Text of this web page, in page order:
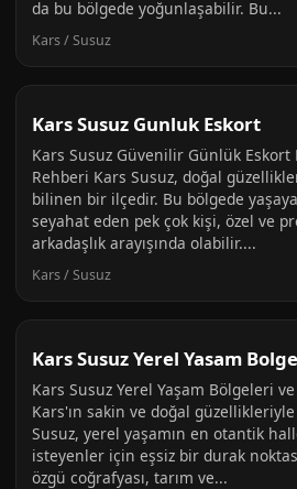
da bu bölgede yoğunlaşabilir. Bu...
Kars / Susuz
Kars Susuz Gunluk Eskort
Kars Susuz Güvenilir Günlük Eskort
Rehberi Kars Susuz, doğal
bilinen bir ilçedir. Bu bölgede
seyahat eden pek çok kişi, özel ve
arkadaşlık arayışında olabilir....
Kars / Susuz
Kars Susuz Yerel Yasam
Kars Susuz Yerel Yaşam Bölgeleri
Kars'ın sakin ve doğal
Susuz, yerel yaşamın en otantik
isteyenler için eşsiz bir durak
özgü coğrafyası, tarım ve...